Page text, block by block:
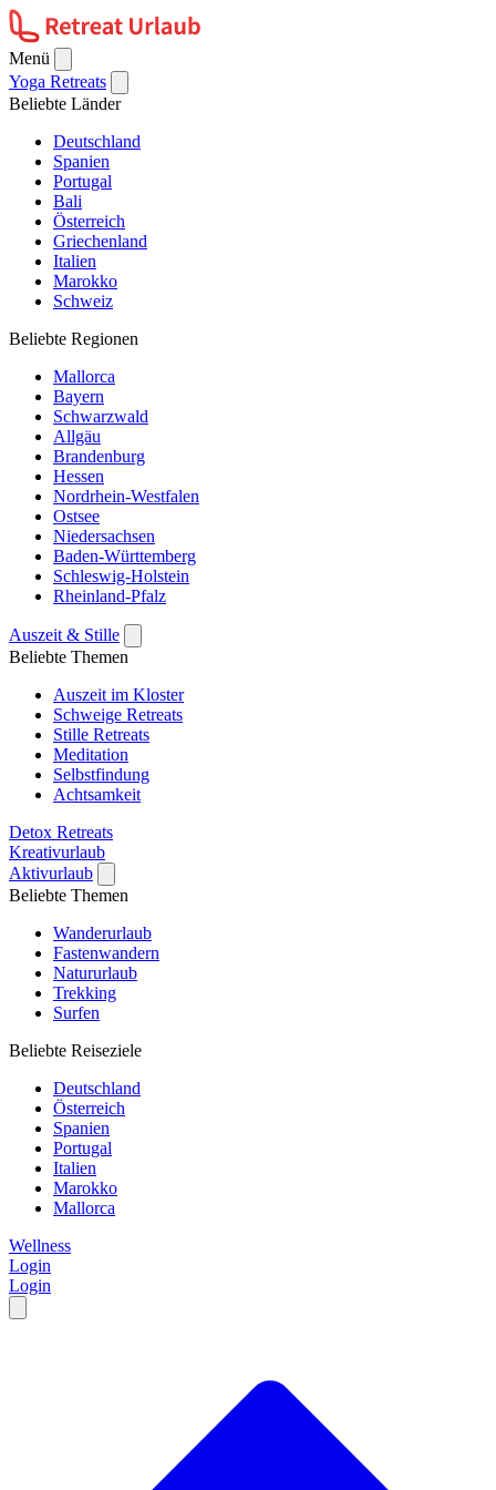
Menü
Yoga Retreats
Beliebte Länder
Deutschland
Spanien
Portugal
Bali
Österreich
Griechenland
Italien
Marokko
Schweiz
Beliebte Regionen
Mallorca
Bayern
Schwarzwald
Allgäu
Brandenburg
Hessen
Nordrhein-Westfalen
Ostsee
Niedersachsen
Baden-Württemberg
Schleswig-Holstein
Rheinland-Pfalz
Auszeit & Stille
Beliebte Themen
Auszeit im Kloster
Schweige Retreats
Stille Retreats
Meditation
Selbstfindung
Achtsamkeit
Detox Retreats
Kreativurlaub
Aktivurlaub
Beliebte Themen
Wanderurlaub
Fastenwandern
Natururlaub
Trekking
Surfen
Beliebte Reiseziele
Deutschland
Österreich
Spanien
Portugal
Italien
Marokko
Mallorca
Wellness
Login
Login